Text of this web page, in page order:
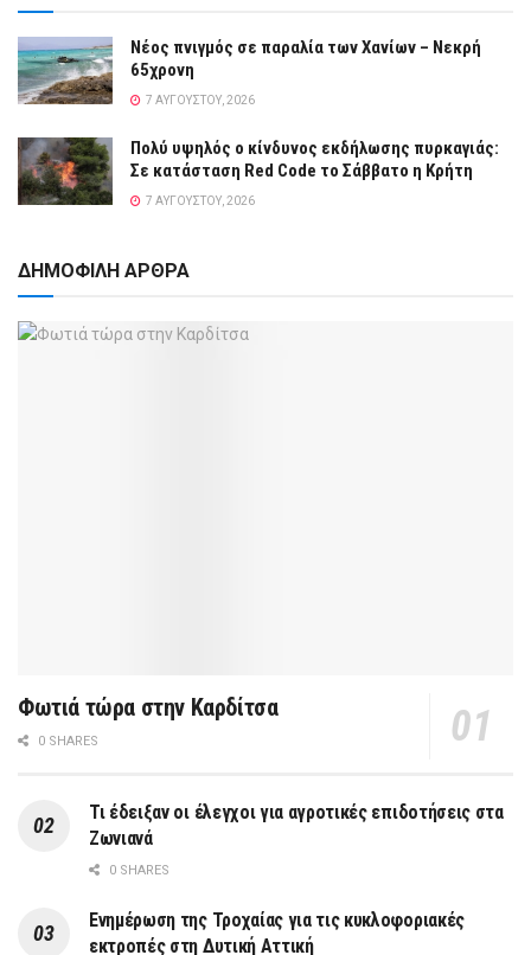
Νέος πνιγμός σε παραλία των Χανίων – Νεκρή
65χρονη
7 ΑΥΓΟΎΣΤΟΥ, 2026
Πολύ υψηλός ο κίνδυνος εκδήλωσης πυρκαγιάς:
Σε κατάσταση Red Code το Σάββατο η Κρήτη
7 ΑΥΓΟΎΣΤΟΥ, 2026
ΔΗΜΟΦΙΛΗ ΑΡΘΡΑ
Φωτιά τώρα στην Καρδίτσα
0 SHARES
Τι έδειξαν οι έλεγχοι για αγροτικές επιδοτήσεις στα
Ζωνιανά
0 SHARES
Ενημέρωση της Τροχαίας για τις κυκλοφοριακές
εκτροπές στη Δυτική Αττική